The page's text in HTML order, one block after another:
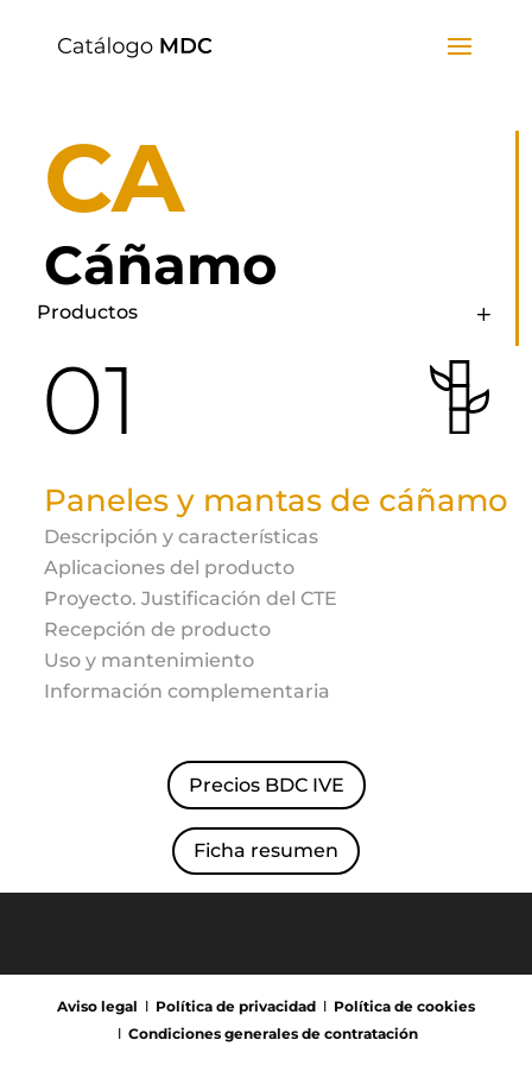
CA
Cáñamo
Productos
01
Paneles y mantas de cáñamo
Descripción y características
Aplicaciones del producto
Proyecto. Justificación del CTE
Recepción de producto
Uso y mantenimiento
Información complementaria
Precios BDC IVE
Ficha resumen
Categories
Uncategorized
Aviso legal Ι Política de privacidadΙ Política de cookies
Ι Condiciones generales de contratación